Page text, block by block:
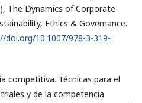
The Dynamics of Corporate
Ethics & Governance.
doi.org/10.1007/978-3-319-
competitiva. Técnicas para el
y de la competencia